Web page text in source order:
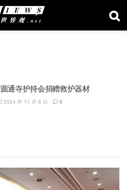
通寺护持会捐赠救护器材
2024 年 11 月 8 日 0